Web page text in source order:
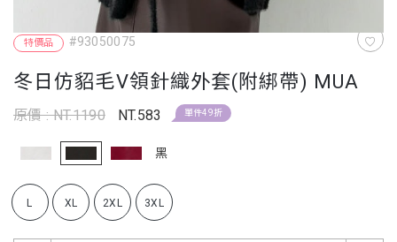
特價品 #93050075
冬日仿貂毛V領針織外套(附綁帶) MUA
原價 : NT.1190 NT.583 單件49折
黑
L XL 2XL 3XL